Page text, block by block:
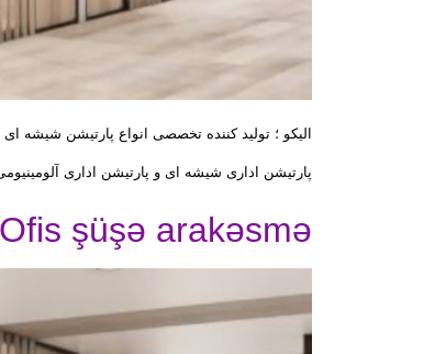
الیکو ؛ تولید کننده تخصصی انواع پارتیشن شیشه
پارتیشن اداری شیشه ای و پارتیشن اداری آلومینیومی می
Ofis şüşə arakəsmə